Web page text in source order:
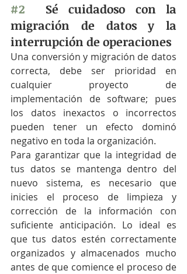
#2 Sé cuidadoso con la
migración de datos y la
interrupción de operaciones
Una conversión y migración de datos
correcta, debe ser prioridad en
cualquier proyecto de
implementación de software; pues
los datos inexactos o incorrectos
pueden tener un efecto dominó
negativo en toda la organización.
Para garantizar que la integridad de
tus datos se mantenga dentro del
nuevo sistema, es necesario que
inicies el proceso de limpieza y
corrección de la información con
suficiente anticipación. Lo ideal es
que tus datos estén correctamente
organizados y almacenados mucho
antes de que comience el proceso de